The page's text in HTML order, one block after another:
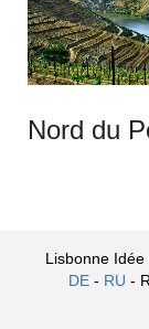
Nord du
Lisbonne
DE- RU -